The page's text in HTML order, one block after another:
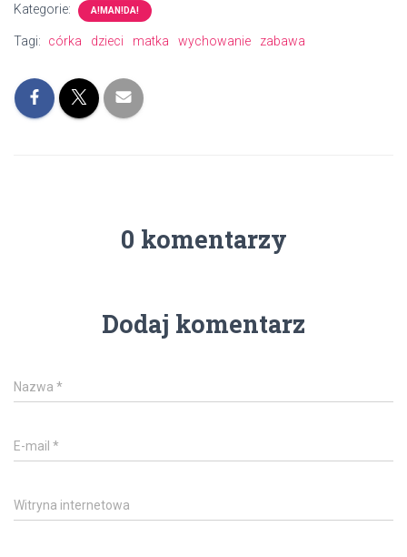
Kategorie: A!MAN!DA!
Tagi: córka dzieci matka wychowanie zabawa
0 komentarzy
Dodaj komentarz
Nazwa *
E-mail *
Witryna internetowa